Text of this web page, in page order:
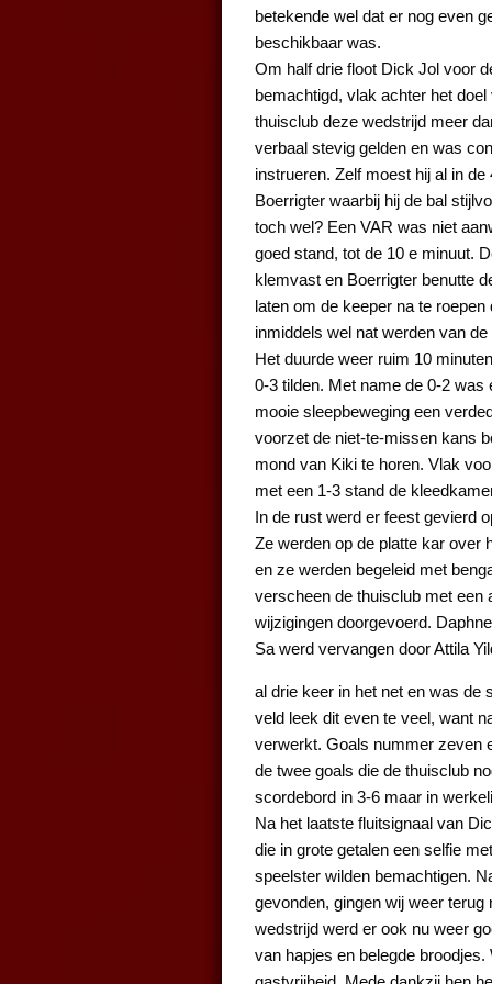
betekende wel dat er nog even
beschikbaar was.
Om half drie floot Dick Jol voor
bemachtigd, vlak achter het
thuisclub deze wedstrijd meer
verbaal stevig gelden en was
instrueren. Zelf moest hij al in
Boerrigter waarbij hij de bal
toch wel? Een VAR was niet
goed stand, tot de 10 e minuut.
klemvast en Boerrigter benutte
laten om de keeper na te
inmiddels wel nat werden van
Het duurde weer ruim 10
0-3 tilden. Met name de 0-2 was
mooie sleepbeweging een
voorzet de niet-te-missen kans
mond van Kiki te horen. Vlak
met een 1-3 stand de
In de rust werd er feest gevierd
Ze werden op de platte kar over
en ze werden begeleid met
verscheen de thuisclub met een
wijzigingen doorgevoerd.
Sa werd vervangen door Attila
al drie keer in het net en was de
veld leek dit even te veel, want
verwerkt. Goals nummer zeven
de twee goals die de thuisclub
scordebord in 3-6 maar in
Na het laatste fluitsignaal van
die in grote getalen een selfie
speelster wilden bemachtigen.
gevonden, gingen wij weer
wedstrijd werd er ook nu weer
van hapjes en belegde